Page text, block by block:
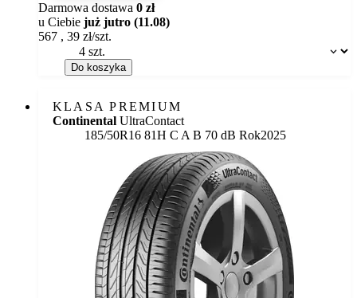
Dostępność:
Darmowa dostawa 0 zł
u Ciebie już jutro (11.08)
567 , 39 zł/szt.
Do koszyka
KLASA PREMIUM
Continental UltraContact
185/50R16 81H Etykieta:
C A B 70 dB Rok2025